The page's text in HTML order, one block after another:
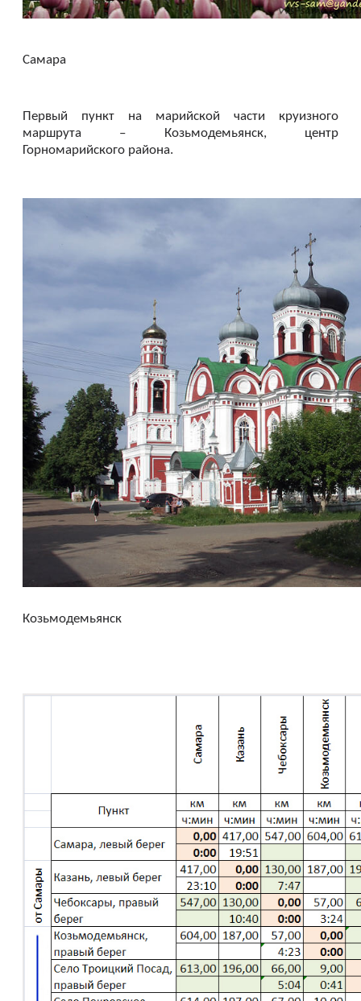
Самара
Первый пункт на марийской части круизного
маршрута – Козьмодемьянск, центр
Горномарийского района.
Козьмодемьянск